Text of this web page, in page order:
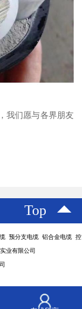
我们愿与各界朋友
Top
预分支电缆 铝合金电缆 控
业有限公司